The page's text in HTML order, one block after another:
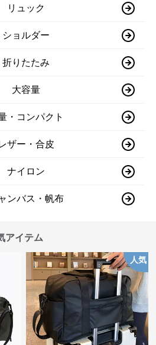
リュック
ショルダー
折りたたみ
大容量
・コンパクト
ザー・合皮
ナイロン
ンバス・帆布
アイテム
人気